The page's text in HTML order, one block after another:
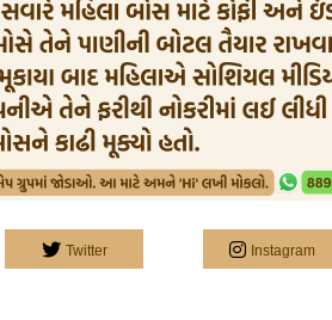
Twitter Instagram